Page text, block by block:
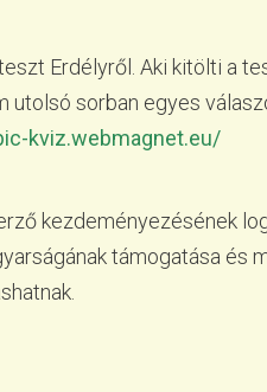
Erdélyről. Aki kitölti a
sorban egyes
kviz.webmagnet.eu/
kezdeményezésének
támogatása és